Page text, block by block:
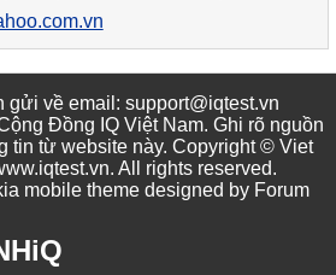
gửi về email: support@iqtest.vn
Đồng IQ Việt Nam. Ghi rõ nguồn
tin từ website này. Copyright © Viet
. All rights reserved.
mobile theme designed by Forum